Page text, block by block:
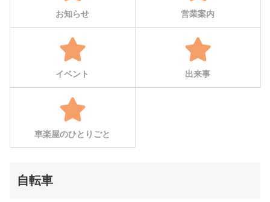
お知らせ 営業案内
イベント 出来事
車楽屋のひとりごと
自転車